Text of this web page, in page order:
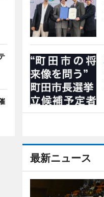
最新ニュース